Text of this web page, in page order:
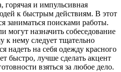
горячая и импульсивная
к быстрым действиям. В этот
заниматься поисками работы.
могут назначить собеседование
к нему следует тщательно
надеть на себя одежду красного
быстро, лучше сделать акцент
взяться за любое дело.